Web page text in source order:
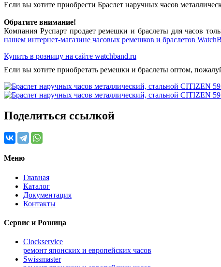
Если вы хотите приобрести Браслет наручных часов
Обратите внимание!
Компания Руспарт продает ремешки и браслеты для часов
нашем интернет-магазине часовых ремешков и браслетов
Купить в розницу на сайте watchband.ru
Если вы хотите приобретать ремешки и браслеты оптом,
Поделиться ссылкой
Меню
Главная
Каталог
Документация
Контакты
Сервис и Розница
Clockservice
ремонт японских и европейских часов
Swissmaster